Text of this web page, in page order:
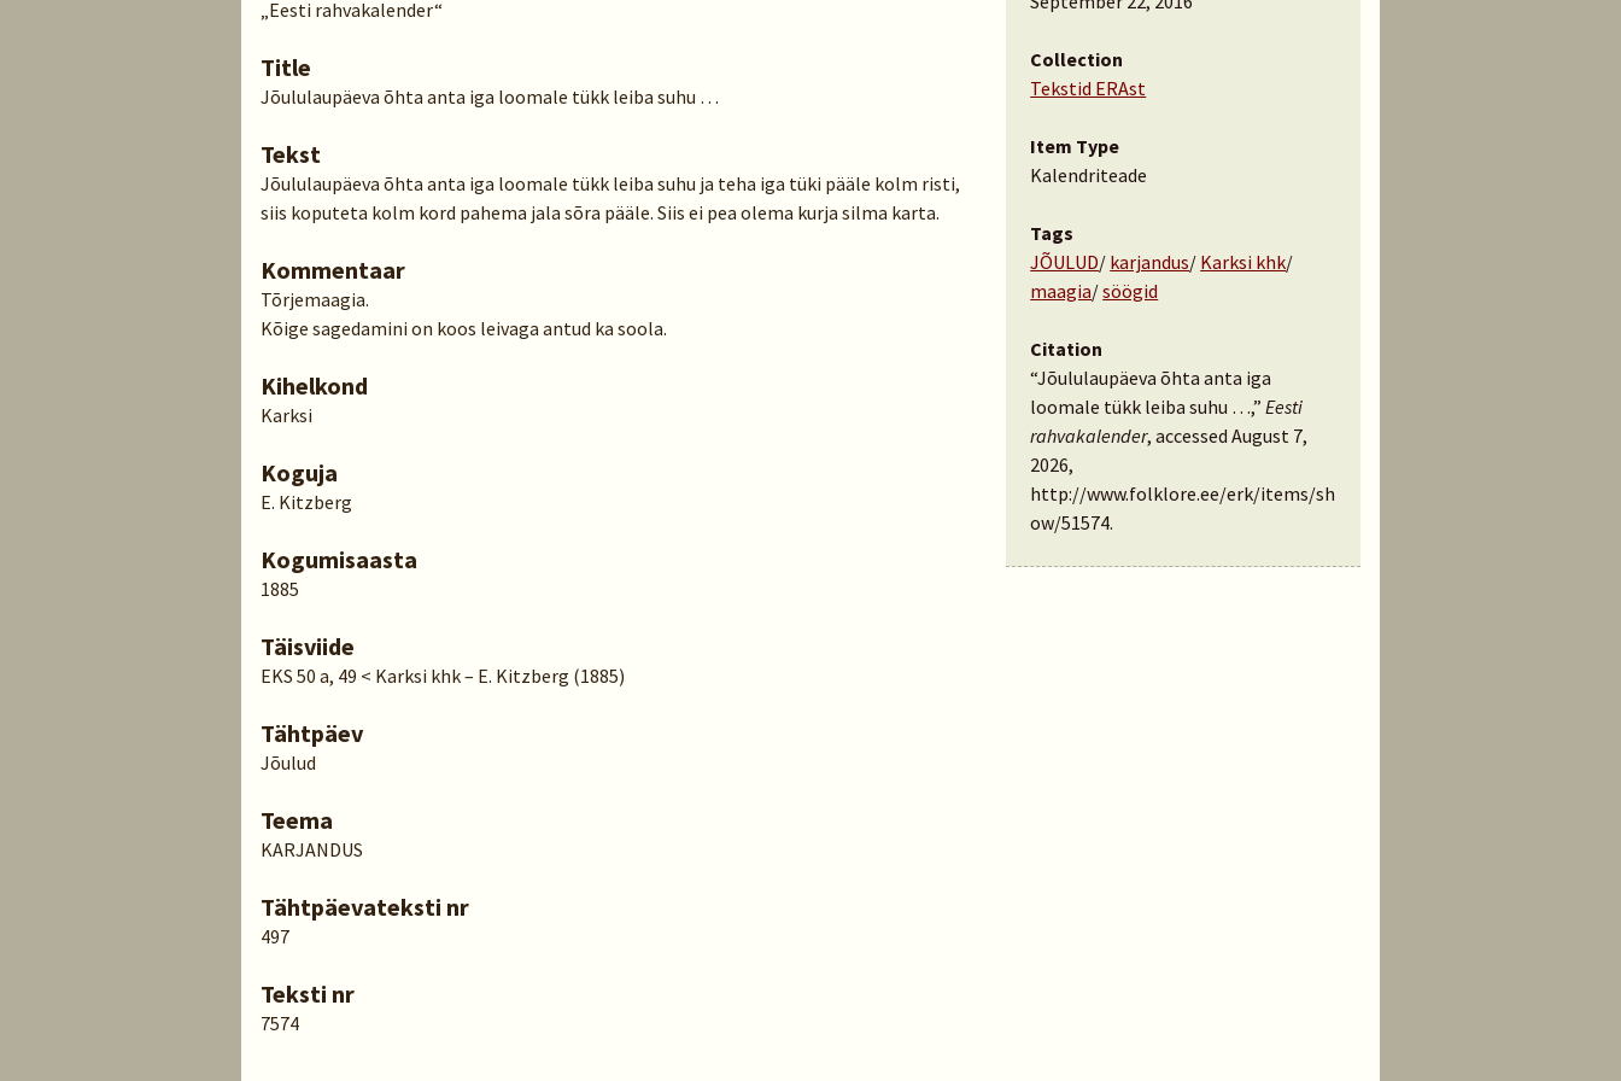
„Eesti rahvakalender“
Title
Jõululaupäeva õhta anta iga loomale tükk leiba suhu …
Tekst
Jõululaupäeva õhta anta iga loomale tükk leiba suhu ja teha iga tüki pääle kolm risti,
siis koputeta kolm kord pahema jala sõra pääle. Siis ei pea olema kurja silma karta.
Kommentaar
Tõrjemaagia.
Kõige sagedamini on koos leivaga antud ka soola.
Kihelkond
Karksi
Koguja
E. Kitzberg
Kogumisaasta
1885
Täisviide
EKS 50 a, 49 < Karksi khk – E. Kitzberg (1885)
Tähtpäev
Jõulud
Teema
KARJANDUS
Tähtpäevateksti nr
497
Teksti nr
7574
Collection
Tekstid ERAst
Item Type
Kalendriteade
Tags
JÕULUD/ karjandus/ Karksi khk/
maagia/söögid
Citation
“Jõululaupäeva õhta anta iga
loomale tükk leiba suhu …,”Eesti
rahvakalender, accessed August 7,
2026,
http://www.folklore.ee/erk/items/sh
ow/51574.